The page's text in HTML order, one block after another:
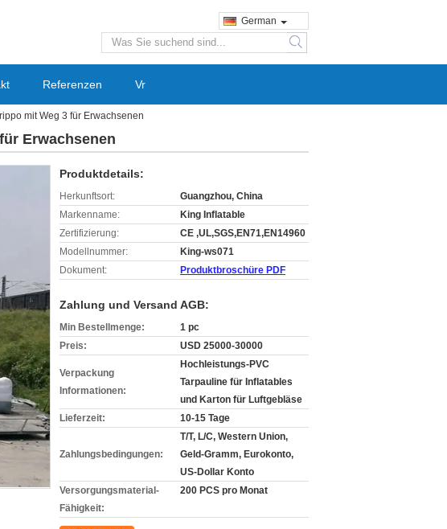
German
search
Referenzen Vr
mit Weg 3 für Erwachsenen
Erwachsenen
Produktdetails:
Herkunftsort:
Guangzhou, China
Markenname:
King Inflatable
Zertifizierung:
CE ,UL,SGS,EN71,EN14960
Modellnummer:
King-ws071
Dokument:
Produktbroschüre PDF
Zahlung und Versand AGB:
Min Bestellmenge:
1 pc
Preis:
USD 25000-30000
Verpackung
Informationen:
Hochleistungs-PVC
Tarpauline für Inflatables
und Karton für Luftgebläse
Lieferzeit:
10-15 Tage
Zahlungsbedingungen:
T/T, L/C, Western Union,
Geld-Gramm, Eurokonto,
US-Dollar Konto
Versorgungsmaterial-
Fähigkeit:
200 PCS pro Monat